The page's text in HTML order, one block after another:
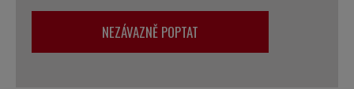
NEZÁVAZNĚ POPTAT